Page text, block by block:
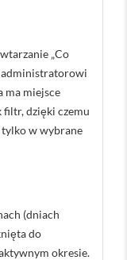
„Co
administratorowi
ma miejsce
filtr, dzięki czemu
w wybrane
(dniach
do
okresie.